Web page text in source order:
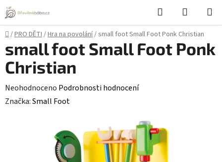
Přejít
na
obsah
Hledat
KOŠÍK
Domů
/PRO DĚTI/Hra na povolání/small foot Small Foot Ponk Christian
small foot Small Foot Ponk
Christian
Průměrné
hodnocení
Neohodnoceno Podrobnosti hodnocení
Značka:Small Foot